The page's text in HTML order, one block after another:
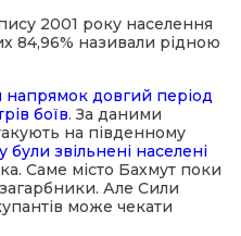
2001 року населення
84,96% називали рідною
напрямок довгий період
боїв. За даними
на південному
були звільнені населені
Саме місто Бахмут поки
Але Сили
може чекати